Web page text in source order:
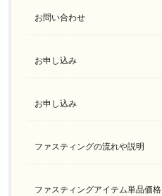
お問い合わせ
お申し込み
お申し込み
ファスティングの流れや説明
ファスティングアイテム単品価格